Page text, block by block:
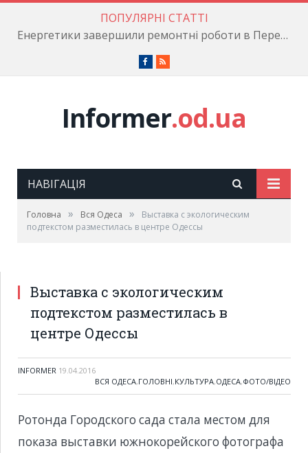
ПОПУЛЯРНІ СТАТТІ
Енергетики завершили ремонтні роботи в Пересипському районі
Facebook
RSS
Informer.od.ua
НАВІГАЦІЯ
Головна » Вся Одеса »
Выставка с экологическим
подтекстом разместилась в центре Одессы
Выставка с экологическим
подтекстом разместилась в
центре Одессы
INFORMER 19.04.2016
ВСЯ ОДЕСА,ГОЛОВНІ,КУЛЬТУРА,ОДЕСА,ФОТО/ВІДЕО
Ротонда Городского сада стала местом для
показа выставки южнокорейского фотографа